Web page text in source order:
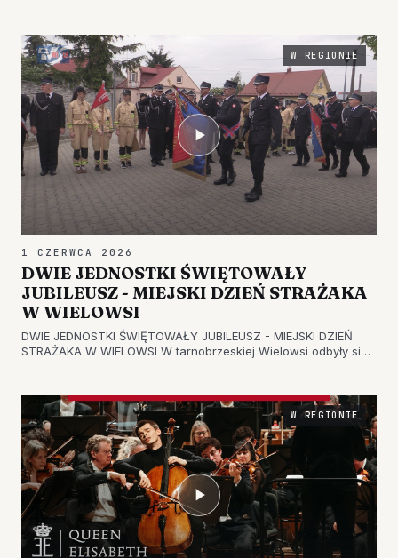
sensoryczne 2026 przeznacz…
W REGIONIE
1 CZERWCA 2026
DWIE JEDNOSTKI ŚWIĘTOWAŁY
JUBILEUSZ - MIEJSKI DZIEŃ STRAŻAKA
W WIELOWSI
DWIE JEDNOSTKI ŚWIĘTOWAŁY JUBILEUSZ - MIEJSKI DZIEŃ
STRAŻAKA W WIELOWSI W tarnobrzeskiej Wielowsi odbyły się
oraz podziękow…
W REGIONIE